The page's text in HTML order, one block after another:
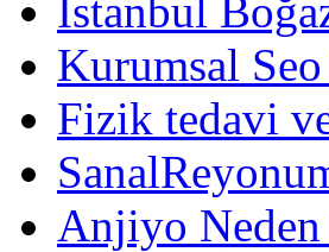
İstanbul
Kurumsal Seo
Fizik tedavi
Anjiyo